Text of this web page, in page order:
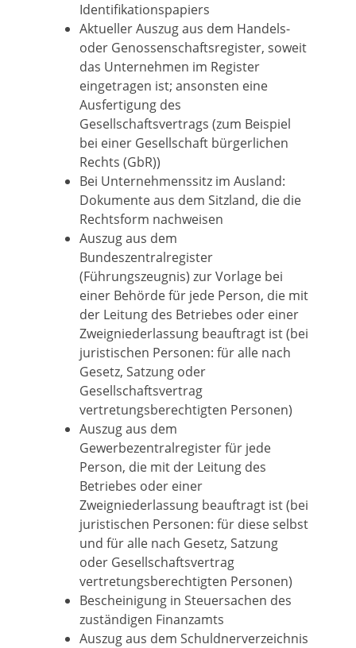
Identifikationspapiers
Aktueller Auszug aus dem Handels-
oder Genossenschaftsregister, soweit
das Unternehmen im Register
eingetragen ist; ansonsten eine
Ausfertigung des
Gesellschaftsvertrags (zum Beispiel
bei einer Gesellschaft bürgerlichen
Rechts (GbR))
Bei Unternehmenssitz im Ausland:
Dokumente aus dem Sitzland, die die
Rechtsform nachweisen
Auszug aus dem
Bundeszentralregister
(Führungszeugnis) zur Vorlage bei
einer Behörde für jede Person, die mit
der Leitung des Betriebes oder einer
Zweigniederlassung beauftragt ist (bei
juristischen Personen: für alle nach
Gesetz, Satzung oder
Gesellschaftsvertrag
vertretungsberechtigten Personen)
Auszug aus dem
Gewerbezentralregister für jede
Person, die mit der Leitung des
Betriebes oder einer
Zweigniederlassung beauftragt ist (bei
juristischen Personen: für diese selbst
und für alle nach Gesetz, Satzung
oder Gesellschaftsvertrag
vertretungsberechtigten Personen)
Bescheinigung in Steuersachen des
zuständigen Finanzamts
Auszug aus dem Schuldnerverzeichnis